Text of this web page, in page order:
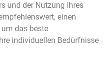
und der Nutzung Ihres
einen
um das beste
individuellen Bedürfnisse